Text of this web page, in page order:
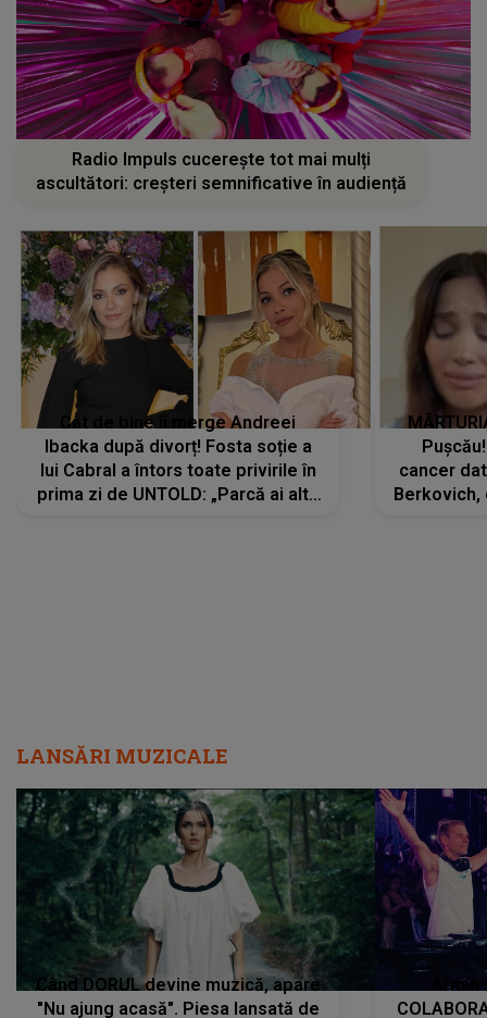
Radio Impuls cucerește tot mai mulți
ascultători: creșteri semnificative în audiență
Cât de bine îi merge Andreei
Ibacka după divorț! Fosta soție a
lui Cabral a întors toate privirile în
prima zi de UNTOLD: „Parcă ai altă
cancer
Berkovich,
LANSĂRI MUZICALE
Când DORUL devine muzică, apare
"Nu ajung acasă". Piesa lansată de